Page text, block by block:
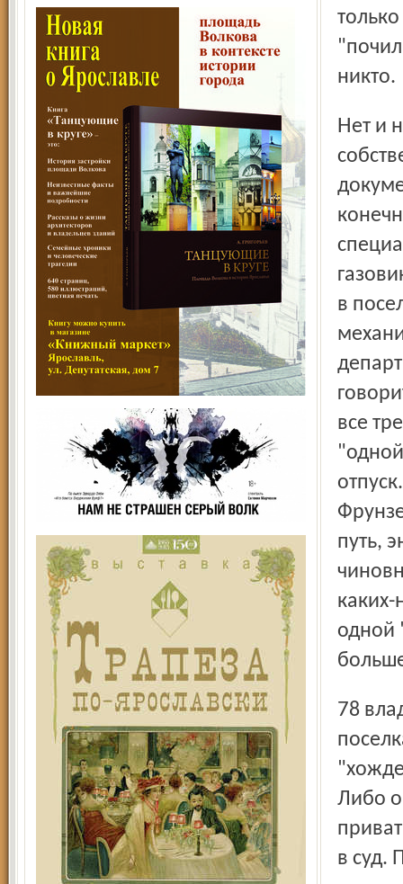
никто.
Нет и не надо, подумала наша героиня и решила
в
все
путь,
одной
78 владельцев неприватизированных жилых помещений
Либо
в суд.